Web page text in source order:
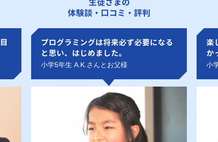
体験談・口コミ・評判
プログラミングは将来必ず必要になる
と思い、はじめました。
小学5年生 A.K.さんとお父様
楽
か
小